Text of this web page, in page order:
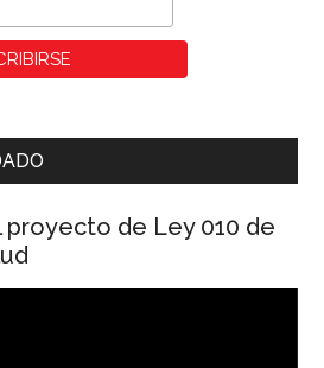
proyecto de Ley 010 de